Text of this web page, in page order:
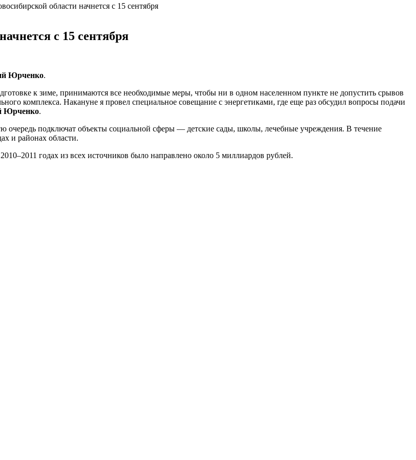
области начнется с 15 сентября
с 15 сентября
Юрченко.
к зиме, принимаются все необходимые меры, чтобы ни в одном населенном пункте не допустить срывов
комплекса. Накануне я провел специальное совещание с энергетиками, где еще раз обсудил вопросы подачи
Юрченко.
очередь подключат объекты социальной сферы — детские сады, школы, лечебные учреждения. В течение
и районах области.
годах из всех источников было направлено около 5 миллиардов рублей.